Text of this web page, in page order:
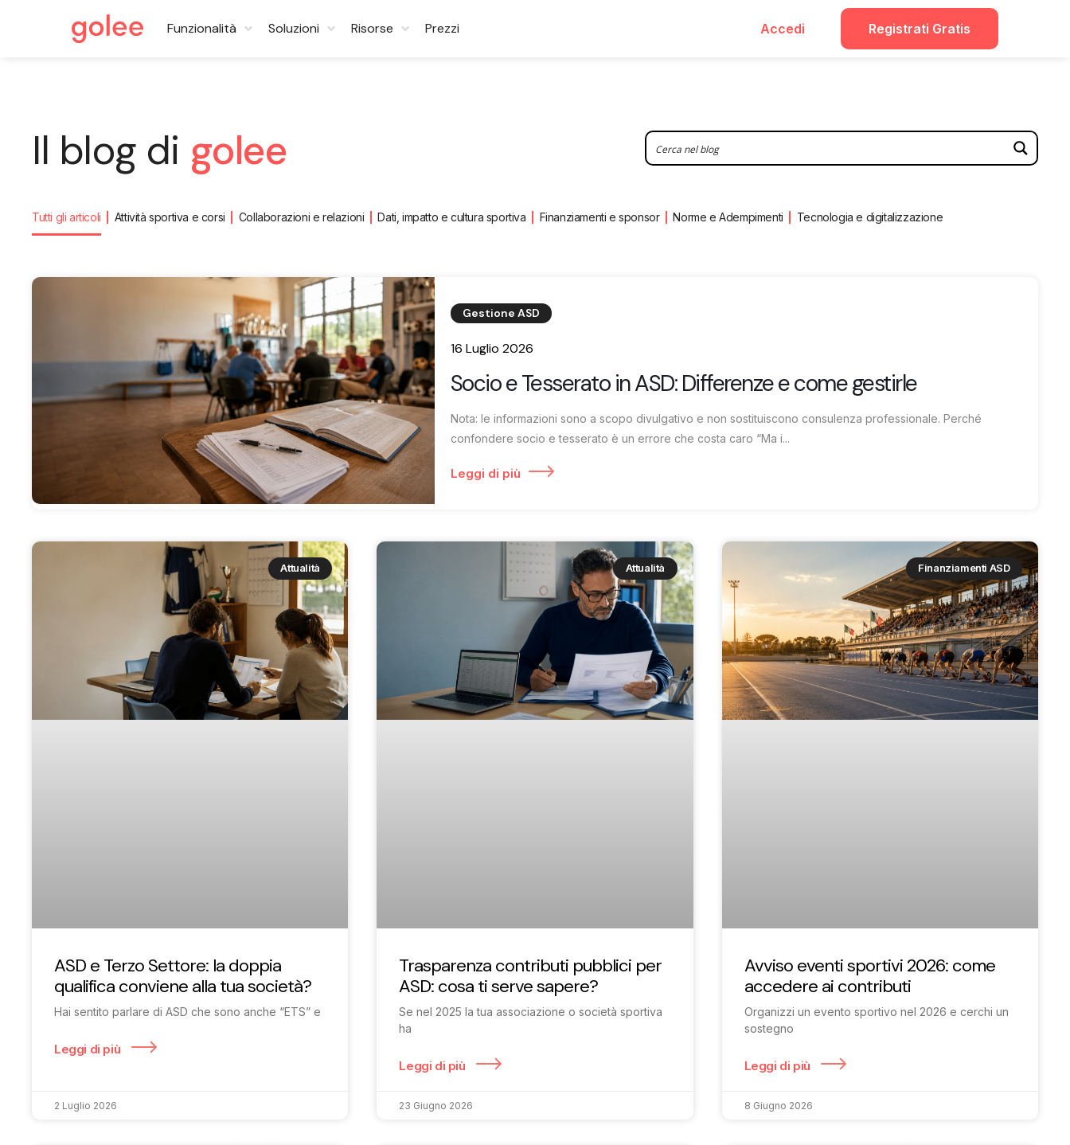
Funzionalità Soluzioni Risorse Prezzi Accedi Registrati Gratis
Il blog di golee
Tutti gli articoli Attività sportiva e corsi Collaborazioni e relazioni Dati, impatto e cultura sportiva Finanziamenti e sponsor Norme e Adempimenti Tecnologia e digitalizzazione
Gestione ASD
16 Luglio 2026
Socio e Tesserato in ASD: Differenze e come gestirle
Nota: le informazioni sono a scopo divulgativo e non sostituiscono consulenza professionale. Perché
confondere socio e tesserato è un errore che costa caro “Ma i...
Leggi di più
Attualità
ASD e Terzo Settore: la doppia
qualifica conviene alla tua società?
Hai sentito parlare di ASD che sono anche “ETS” e
Leggi di più
2 Luglio 2026
Attualità
Trasparenza contributi pubblici per
ASD: cosa ti serve sapere?
Se nel 2025 la tua associazione o società sportiva
ha
Leggi di più
23 Giugno 2026
Finanziamenti ASD
Avviso eventi sportivi 2026: come
accedere ai contributi
Organizzi un evento sportivo nel 2026 e cerchi un
sostegno
Leggi di più
8 Giugno 2026